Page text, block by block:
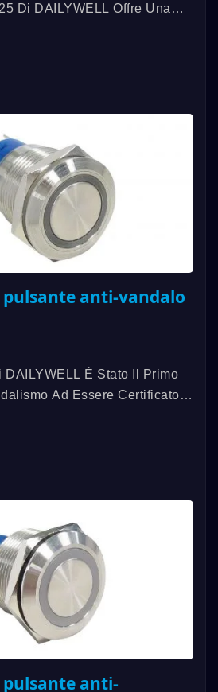
Di DAILYWELL Offre Una
Una Vita Elettrica Fino A
anti-vandalo
DAILYWELL È Stato Il Primo
Ad Essere Certificato
Includono Una
anti-